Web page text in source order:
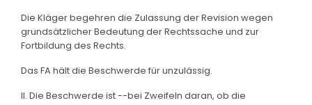
Die Kläger begehren die Zulassung der Revision wegen
grundsätzlicher Bedeutung der Rechtssache und zur
Fortbildung des Rechts.
Das FA hält die Beschwerde für unzulässig.
II. Die Beschwerde ist --bei Zweifeln daran, ob die